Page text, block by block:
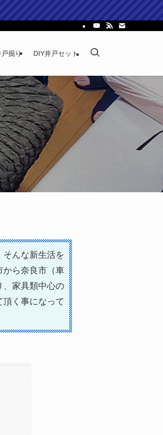
戸掘り DIY井戸セット
んな新生活を
から奈良市（車
、家具類中心の
く事になって